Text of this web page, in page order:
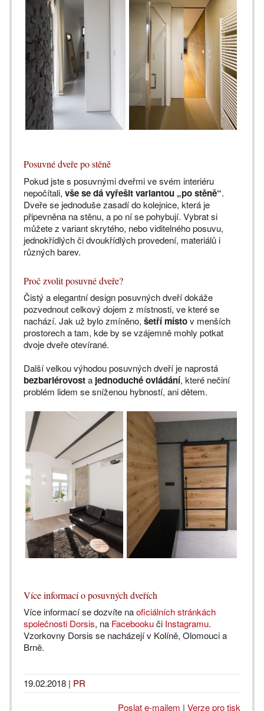
Posuvné dveře po stěně
Pokud jste s posuvnými dveřmi ve svém interiéru
nepočítali, vše se dá vyřešit variantou „po stěně“.
Dveře se jednoduše zasadí do kolejnice, která je
připevněna na stěnu, a po ní se pohybují. Vybrat si
můžete z variant skrytého, nebo viditelného posuvu,
jednokřídlých či dvoukřídlých provedení, materiálů i
různých barev.
Proč zvolit posuvné dveře?
Čistý a elegantní design posuvných dveří dokáže
pozvednout celkový dojem z místnosti, ve které se
nachází. Jak už bylo zmíněno, šetří místov menších
prostorech a tam, kde by se vzájemně mohly potkat
dvoje dveře otevírané.
Další velkou výhodou posuvných dveří je naprostá
bezbariérovosta jednoduché ovládání, které nečiní
problém lidem se sníženou hybností, ani dětem.
Více informací o posuvných dveřích
Více informací se dozvíte naoficiálních stránkách
společnosti Dorsis, na Facebookuči Instagramu.
Vzorkovny Dorsis se nacházejí v Kolíně, Olomouci a
Brně.
19.02.2018 | PR
Poslat e-mailem | Verze pro tisk